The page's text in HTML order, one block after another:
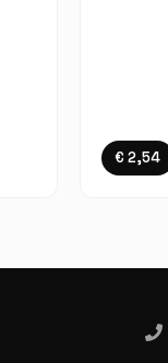
€ 2,54